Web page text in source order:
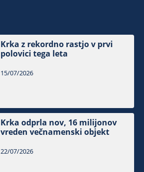
Krka z rekordno rastjo v prvi
polovici tega leta
15/07/2026
Krka odprla nov, 16 milijonov
vreden večnamenski objekt
22/07/2026